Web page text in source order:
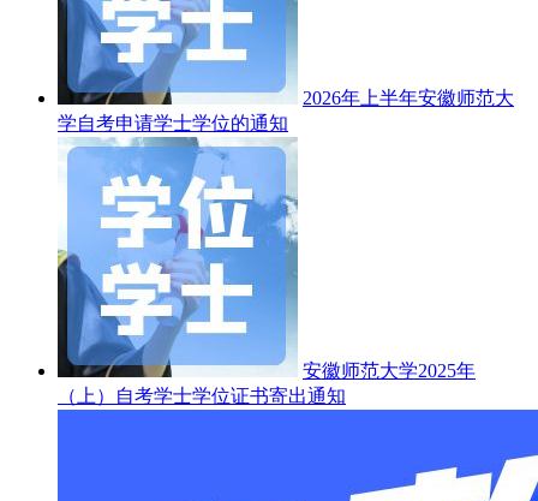
2026年上半年安徽师范大
学自考申请学士学位的通知
安徽师范大学2025年
（上）自考学士学位证书寄出通知